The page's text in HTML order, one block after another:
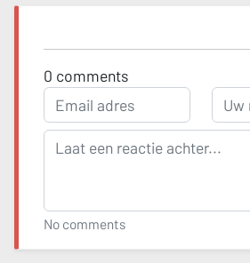
0 comments
No comments